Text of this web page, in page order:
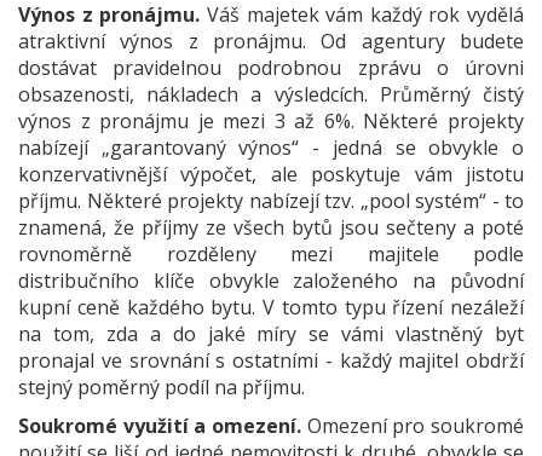
Výnos z pronájmu. Váš majetek vám každý rok vydělá
atraktivní výnos z pronájmu. Od agentury budete
dostávat pravidelnou podrobnou zprávu o úrovni
obsazenosti, nákladech a výsledcích. Průměrný čistý
výnos z pronájmu je mezi 3 až 6%. Některé projekty
nabízejí „garantovaný výnos“ - jedná se obvykle o
konzervativnější výpočet, ale poskytuje vám jistotu
příjmu. Některé projekty nabízejí tzv. „pool systém“ - to
znamená, že příjmy ze všech bytů jsou sečteny a poté
rovnoměrně rozděleny mezi majitele podle
distribučního klíče obvykle založeného na původní
kupní ceně každého bytu. V tomto typu řízení nezáleží
na tom, zda a do jaké míry se vámi vlastněný byt
pronajal ve srovnání s ostatními - každý majitel obdrží
stejný poměrný podíl na příjmu.
Soukromé využití a omezení. Omezení pro soukromé